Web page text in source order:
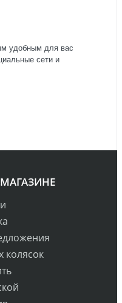
удобным для вас
сети и
колясок